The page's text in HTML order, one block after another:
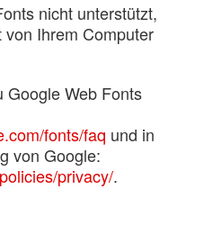
nicht unterstützt,
Ihrem Computer
Google Web Fonts
fonts/faq und in
von Google:
privacy/.